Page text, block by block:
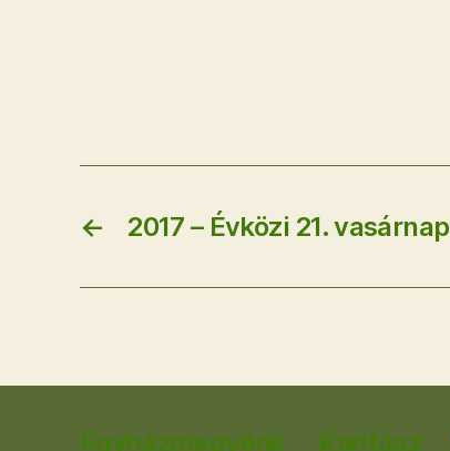
← 2017 – Évközi 21. vasárnap
Egyházmegyénk Karitász